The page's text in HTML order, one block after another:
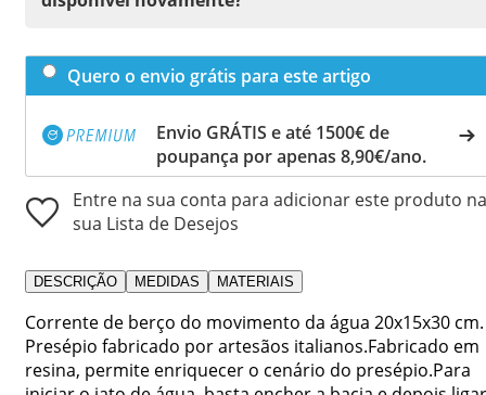
Quero o envio grátis para este artigo
Envio GRÁTIS e até 1500€ de
poupança por apenas 8,90€/ano.
Entre na sua conta para adicionar este produto na
sua Lista de Desejos
DESCRIÇÃO MEDIDAS MATERIAIS
Corrente de berço do movimento da água 20x15x30 cm.
Presépio fabricado por artesãos italianos.Fabricado em
resina, permite enriquecer o cenário do presépio.Para